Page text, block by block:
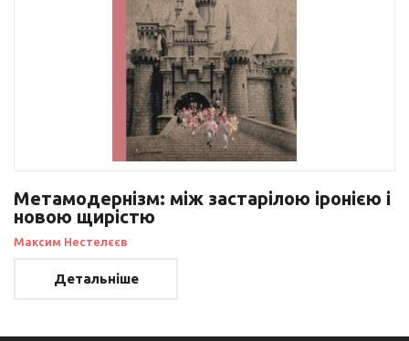
Метамодернізм: між застарілою іронією і
новою щирістю
Максим Нестелєєв
Детальніше